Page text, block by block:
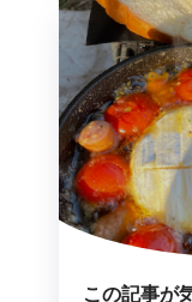
この記事が